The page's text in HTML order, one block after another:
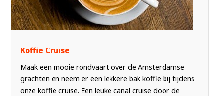
Koffie Cruise
Maak een mooie rondvaart over de Amsterdamse
grachten en neem er een lekkere bak koffie bij tijdens
onze koffie cruise. Een leuke canal cruise door de